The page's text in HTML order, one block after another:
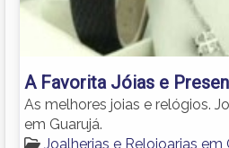
A Favorita Jóias e
As melhores joias e relógios.
em Guarujá.
Joalherias e Relojoarias em